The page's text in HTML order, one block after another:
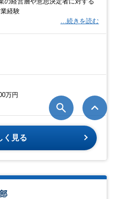
経験
…続きを読む
万円
く見る